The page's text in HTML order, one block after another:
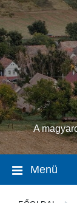
Ugrás
a
tartalomhoz
Ugrás
a
fő
navigációhoz
Ugrás
a
lábléchez
A
Menü